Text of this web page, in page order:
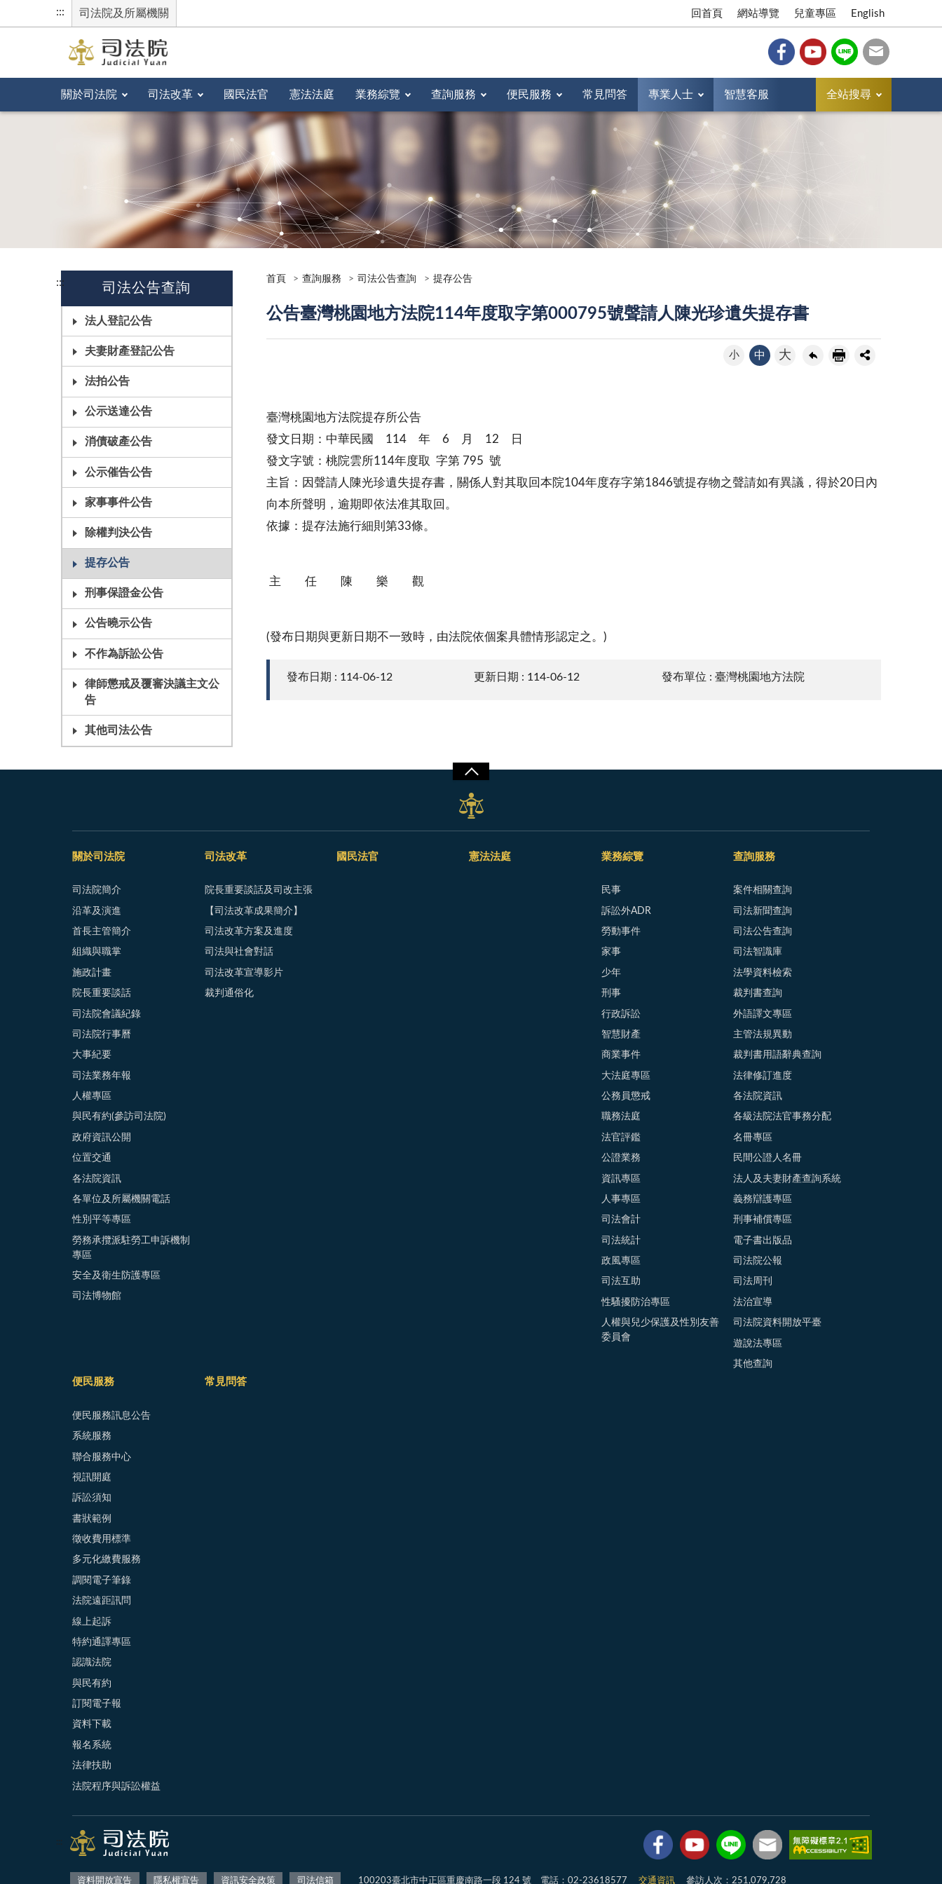
::: 司法院及所屬機關 回首頁 網站導覽 兒童專區 English
關於司法院 司法改革 國民法官 憲法法庭 業務綜覽 查詢服務 便民服務 常見問答 專業人士 智慧客服 全站搜尋
::: 司法公告查詢
法人登記公告
夫妻財產登記公告
法拍公告
公示送達公告
消債破產公告
公示催告公告
家事事件公告
除權判決公告
提存公告
刑事保證金公告
公告曉示公告
不作為訴訟公告
律師懲戒及覆審決議主文公
告
其他司法公告
首頁 查詢服務 司法公告查詢 提存公告
公告臺灣桃園地方法院114年度取字第000795號聲請人陳光珍遺失提存書
小 中 大
臺灣桃園地方法院提存所公告
發文日期：中華民國 114 年 6 月 12 日
發文字號：桃院雲所114年度取 字第 795 號
主旨：因聲請人陳光珍遺失提存書，關係人對其取回本院104年度存字第1846號提存物之聲請如有異議，得於20日內
向本所聲明，逾期即依法准其取回。
依據：提存法施行細則第33條。
主 任 陳 樂 觀
(發布日期與更新日期不一致時，由法院依個案具體情形認定之。)
發布日期 : 114-06-12 更新日期 : 114-06-12 發布單位 : 臺灣桃園地方法院
關於司法院
司法院簡介
沿革及演進
首長主管簡介
組織與職掌
施政計畫
院長重要談話
司法院會議紀錄
司法院行事曆
大事紀要
司法業務年報
人權專區
與民有約(參訪司法院)
政府資訊公開
位置交通
各法院資訊
各單位及所屬機關電話
性別平等專區
勞務承攬派駐勞工申訴機制
專區
安全及衛生防護專區
司法博物館
司法改革
院長重要談話及司改主張
【司法改革成果簡介】
司法改革方案及進度
司法與社會對話
司法改革宣導影片
裁判通俗化
國民法官 憲法法庭 業務綜覽
民事
訴訟外ADR
勞動事件
家事
少年
刑事
行政訴訟
智慧財產
商業事件
大法庭專區
公務員懲戒
職務法庭
法官評鑑
公證業務
資訊專區
人事專區
司法會計
司法統計
政風專區
司法互助
性騷擾防治專區
人權與兒少保護及性別友善
委員會
查詢服務
案件相關查詢
司法新聞查詢
司法公告查詢
司法智識庫
法學資料檢索
裁判書查詢
外語譯文專區
主管法規異動
裁判書用語辭典查詢
法律修訂進度
各法院資訊
各級法院法官事務分配
名冊專區
民間公證人名冊
法人及夫妻財產查詢系統
義務辯護專區
刑事補償專區
電子書出版品
司法院公報
司法周刊
法治宣導
司法院資料開放平臺
遊說法專區
其他查詢
便民服務
便民服務訊息公告
系統服務
聯合服務中心
視訊開庭
訴訟須知
書狀範例
徵收費用標準
多元化繳費服務
調閱電子筆錄
法院遠距訊問
線上起訴
特約通譯專區
認識法院
與民有約
訂閱電子報
資料下載
報名系統
法律扶助
法院程序與訴訟權益
常見問答
:::
資料開放宣告 隱私權宣告 資訊安全政策 司法信箱 100203臺北市中正區重慶南路一段 124 號 電話：02-23618577 交通資訊 參訪人次：251,079,728